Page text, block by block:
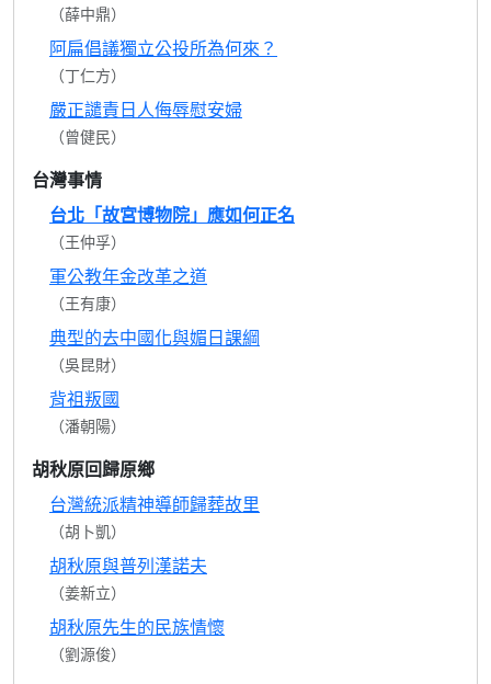
（薛中鼎）
阿扁倡議獨立公投所為何來？
（丁仁方）
嚴正譴責日人侮辱慰安婦
（曾健民）
台灣事情
台北「故宮博物院」應如何正名
（王仲孚）
軍公教年金改革之道
（王有康）
典型的去中國化與媚日課綱
（吳昆財）
背祖叛國
（潘朝陽）
胡秋原回歸原鄉
台灣統派精神導師歸葬故里
（胡卜凱）
胡秋原與普列漢諾夫
（姜新立）
胡秋原先生的民族情懷
（劉源俊）